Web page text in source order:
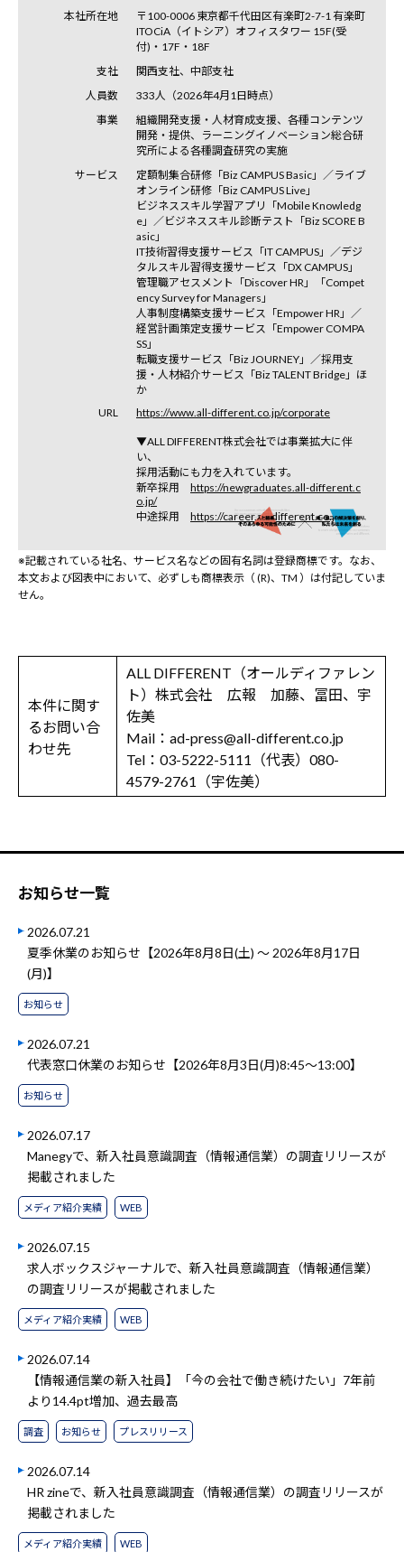
本社所在地
〒100-0006 東京都千代田区有楽町2-7-1 有楽町
ITOCiA（イトシア）オフィスタワー 15F(受
付)・17F・18F
支社
関西支社、中部支社
人員数
333人（2026年4月1日時点）
事業
組織開発支援・人材育成支援、各種コンテンツ
開発・提供、ラーニングイノベーション総合研
究所による各種調査研究の実施
サービス
定額制集合研修「Biz CAMPUS Basic」／ライブ
オンライン研修「Biz CAMPUS Live」
ビジネススキル学習アプリ「Mobile Knowledg
e」／ビジネススキル診断テスト「Biz SCORE B
asic」
IT技術習得支援サービス「IT CAMPUS」／デジ
タルスキル習得支援サービス「DX CAMPUS」
管理職アセスメント「Discover HR」「Compet
ency Survey for Managers」
人事制度構築支援サービス「Empower HR」／
経営計画策定支援サービス「Empower COMPA
SS」
転職支援サービス「Biz JOURNEY」／採用支
援・人材紹介サービス「Biz TALENT Bridge」ほ
か
URL
https://www.all-different.co.jp/corporate
▼ALL DIFFERENT株式会社では事業拡大に伴
い、
採用活動にも力を入れています。
新卒採用 https://newgraduates.all-different.c
o.jp/
中途採用 https://career.all-different.co.jp/
※記載されている社名、サービス名などの固有名詞は登録商標です。なお、
本文および図表中において、必ずしも商標表示（ (R)、TM ）は付記していま
せん。
本件に関す
るお問い合
わせ先
ALL DIFFERENT（オールディファレン
ト）株式会社 広報 加藤、冨田、宇
佐美
Mail：ad-press@all-different.co.jp
Tel：03-5222-5111（代表）080-
4579-2761（宇佐美）
お知らせ一覧
2026.07.21
夏季休業のお知らせ【2026年8月8日(土) ～ 2026年8月17日
(月)】
お知らせ
2026.07.21
代表窓口休業のお知らせ【2026年8月3日(月)8:45～13:00】
お知らせ
2026.07.17
Manegyで、新入社員意識調査（情報通信業）の調査リリースが
掲載されました
メディア紹介実績 WEB
2026.07.15
求人ボックスジャーナルで、新入社員意識調査（情報通信業）
の調査リリースが掲載されました
メディア紹介実績 WEB
2026.07.14
【情報通信業の新入社員】「今の会社で働き続けたい」7年前
より14.4pt増加、過去最高
調査 お知らせ プレスリリース
2026.07.14
HR zineで、新入社員意識調査（情報通信業）の調査リリースが
掲載されました
メディア紹介実績 WEB